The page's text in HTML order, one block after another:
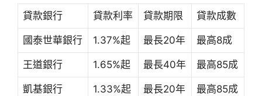
貸款銀行 貸款利率 貸款期限 貸款成數
國泰世華銀行 1.37%起 最長20年 最高8成
王道銀行 1.65%起 最長40年 最高85成
凱基銀行 1.33%起 最長20年 最高85成